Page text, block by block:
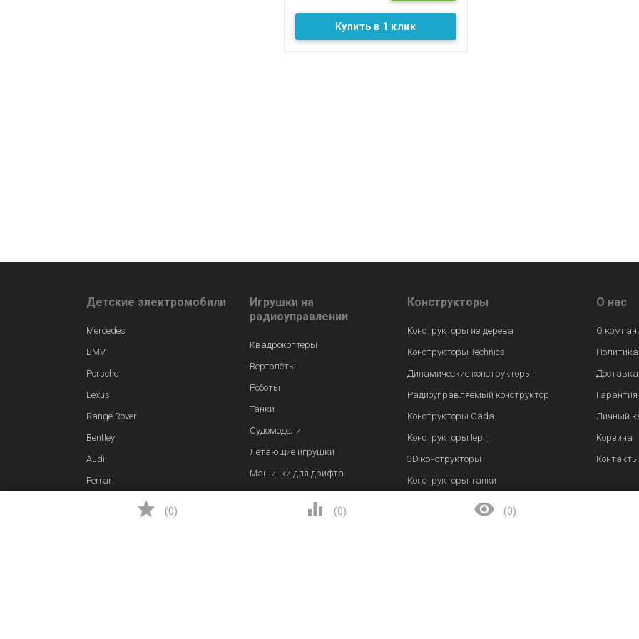
Купить в 1 клик
Детские электромобили
Mercedes
BMV
Porsche
Lexus
Range Rover
Bentley
Audi
Ferrari
Игрушки на
радиоуправлении
Квадрокоптеры
Вертолёты
Роботы
Танки
Судомодели
Летающие игрушки
Машинки для дрифта
Самолеты
Конструкторы
Конструкторы из дерева
Конструкторы Technics
Динамические конструкторы
Радиоуправляемый конструктор
Конструкторы Cada
Конструкторы lepin
3D конструкторы
Конструкторы танки
О нас
О
Гарантия
Личный
Корзина
Контакты
 (0)  (0)  (0)